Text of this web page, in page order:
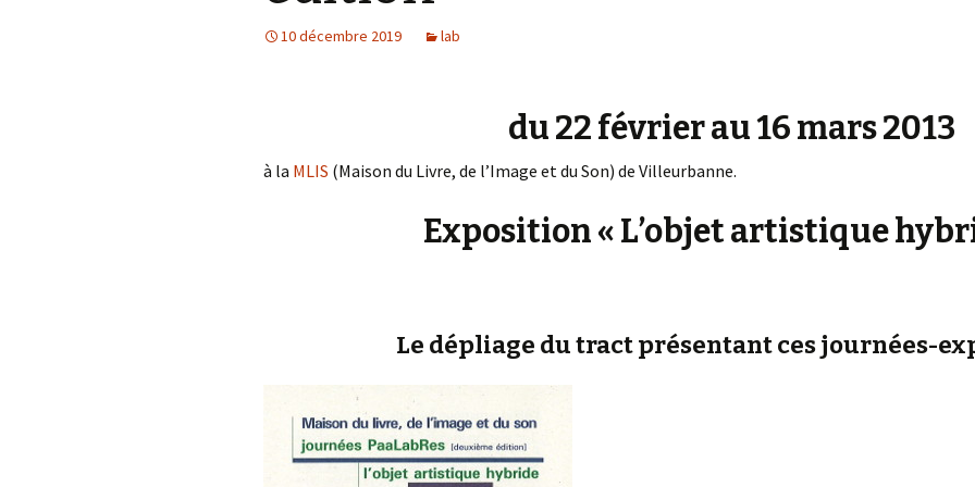
10 décembre 2019 lab
du 22 février au 16 mars 2013
à la MLIS (Maison du Livre, de l’Image et du Son) de Villeurbanne.
Exposition « L’objet artistique
Le dépliage du tract présentant ces journées-